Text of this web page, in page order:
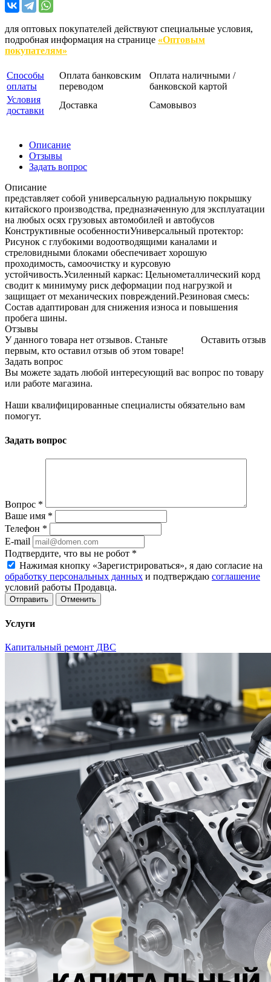
для оптовых покупателей действуют специальные условия,
подробная информация на странице «Оптовым
покупателям»
Способы
оплаты
Оплата банковским
переводом
Оплата наличными /
банковской картой
Условия
доставки
Доставка Самовывоз
Описание
Отзывы
Задать вопрос
Описание
представляет собой универсальную радиальную покрышку
китайского производства, предназначенную для эксплуатации
на любых осях грузовых автомобилей и автобусов
Конструктивные особенностиУниверсальный протектор:
Рисунок с глубокими водоотводящими каналами и
стреловидными блоками обеспечивает хорошую
проходимость, самоочистку и курсовую
устойчивость.Усиленный каркас: Цельнометаллический корд
сводит к минимуму риск деформации под нагрузкой и
защищает от механических повреждений.Резиновая смесь:
Состав адаптирован для снижения износа и повышения
пробега шины.
Отзывы
Оставить отзыв
У данного товара нет отзывов. Станьте
первым, кто оставил отзыв об этом товаре!
Задать вопрос
Вы можете задать любой интересующий вас вопрос по товару
или работе магазина.
Наши квалифицированные специалисты обязательно вам
помогут.
Задать вопрос
Вопрос *
Ваше имя *
Телефон *
E-mail
Подтвердите, что вы не робот *
Нажимая кнопку «Зарегистрироваться», я даю согласие на
обработку персональных данных и подтверждаю соглашение
условий работы Продавца.
Отменить
Услуги
Капитальный ремонт ДВС